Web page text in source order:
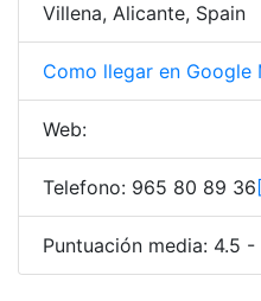
Villena, Alicante, Spain
Como llegar en Google
Web:
Telefono: 965 80 89 36
Puntuación media: 4.5 -